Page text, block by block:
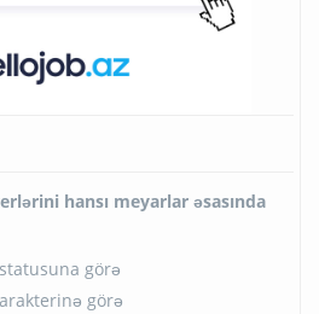
hansı meyarlar əsasında
görə
görə